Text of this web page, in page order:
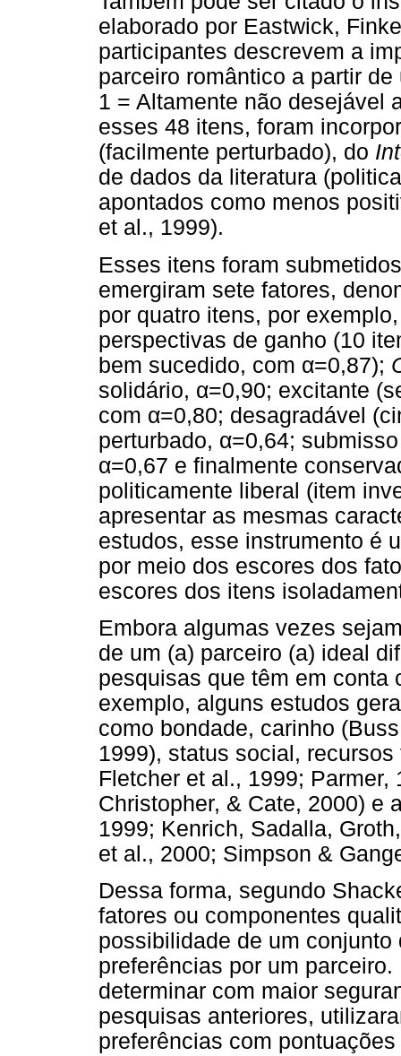
elaborado por Eastwick,
participantes descrevem a
parceiro romântico a partir
1 = Altamente não desejável
esses 48 itens, foram
(facilmente perturbado), do
de dados da literatura
apontados como menos
et al., 1999).
Esses itens foram
emergiram sete fatores,
por quatro itens, por
perspectivas de ganho (10
bem sucedido, com α=0,87);
solidário, α=0,90; excitante
com α=0,80; desagradável
perturbado, α=0,64;
α=0,67 e finalmente
politicamente liberal (item
apresentar as mesmas
estudos, esse instrumento é
por meio dos escores dos
escores dos itens
Embora algumas vezes
de um (a) parceiro (a) ideal
pesquisas que têm em conta
exemplo, alguns estudos
como bondade, carinho
1999), status social,
Fletcher et al., 1999;
Christopher, & Cate, 2000) e
1999; Kenrich, Sadalla,
et al., 2000; Simpson &
Dessa forma, segundo
fatores ou componentes
possibilidade de um
preferências por um
determinar com maior
pesquisas anteriores,
preferências com